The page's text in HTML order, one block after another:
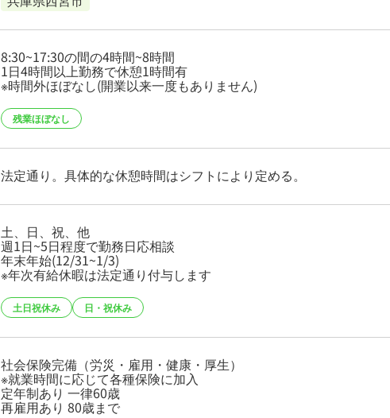
8:30~17:30の間の4時間~8時間
1日4時間以上勤務で休憩1時間有
※時間外ほぼなし(開業以来一度もありません)
残業ほぼなし
法定通り。具体的な休憩時間はシフトにより定める。
土、日、祝、他
週1日~5日程度で勤務日応相談
年末年始(12/31~1/3)
※年次有給休暇は法定通り付与します
土日祝休み 日・祝休み
社会保険完備（労災・雇用・健康・厚生）
※就業時間に応じて各種保険に加入
定年制あり 一律60歳
再雇用あり 80歳まで